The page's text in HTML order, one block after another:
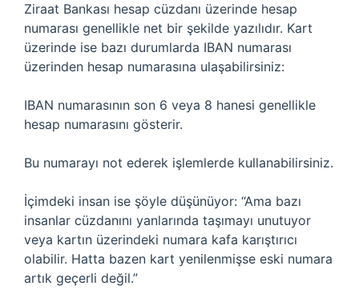
Ziraat Bankası hesap cüzdanı üzerinde hesap
numarası genellikle net bir şekilde yazılıdır. Kart
üzerinde ise bazı durumlarda IBAN numarası
üzerinden hesap numarasına ulaşabilirsiniz:
IBAN numarasının son 6 veya 8 hanesi genellikle
hesap numarasını gösterir.
Bu numarayı not ederek işlemlerde kullanabilirsiniz.
İçimdeki insan ise şöyle düşünüyor: “Ama bazı
insanlar cüzdanını yanlarında taşımayı unutuyor
veya kartın üzerindeki numara kafa karıştırıcı
olabilir. Hatta bazen kart yenilenmişse eski numara
artık geçerli değil.”